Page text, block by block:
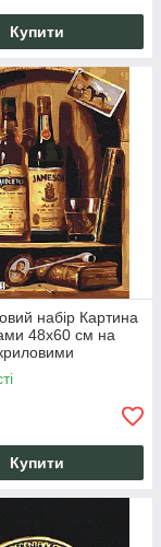
Купити
набір Картина
48x60 см на
творчості
Купити